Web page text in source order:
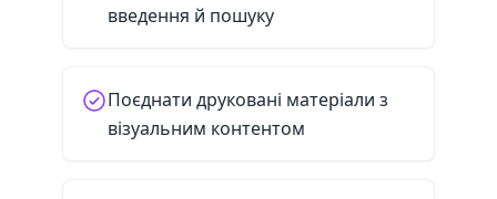
введення й пошуку
Поєднати друковані матеріали з
візуальним контентом